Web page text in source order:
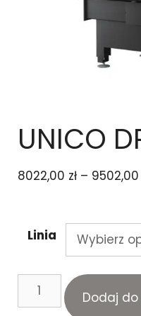
UNICO
8022,00 zł – 9502,00
Linia
Dodaj do